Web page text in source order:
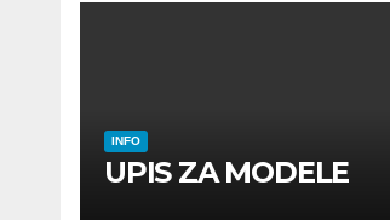
INFO
UPIS ZA MODELE